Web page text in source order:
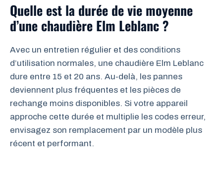
Quelle est la durée de vie moyenne
d’une chaudière Elm Leblanc ?
Avec un entretien régulier et des conditions
d’utilisation normales, une chaudière Elm Leblanc
dure entre 15 et 20 ans. Au-delà, les pannes
deviennent plus fréquentes et les pièces de
rechange moins disponibles. Si votre appareil
approche cette durée et multiplie les codes erreur,
envisagez son remplacement par un modèle plus
récent et performant.